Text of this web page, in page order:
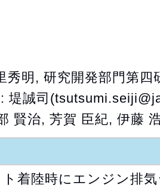
秀明, 研究開発部門第四
堤誠司
賢治, 芳賀 臣紀, 伊藤
着陸時にエンジン排